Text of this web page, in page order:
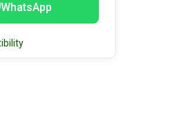
WhatsApp